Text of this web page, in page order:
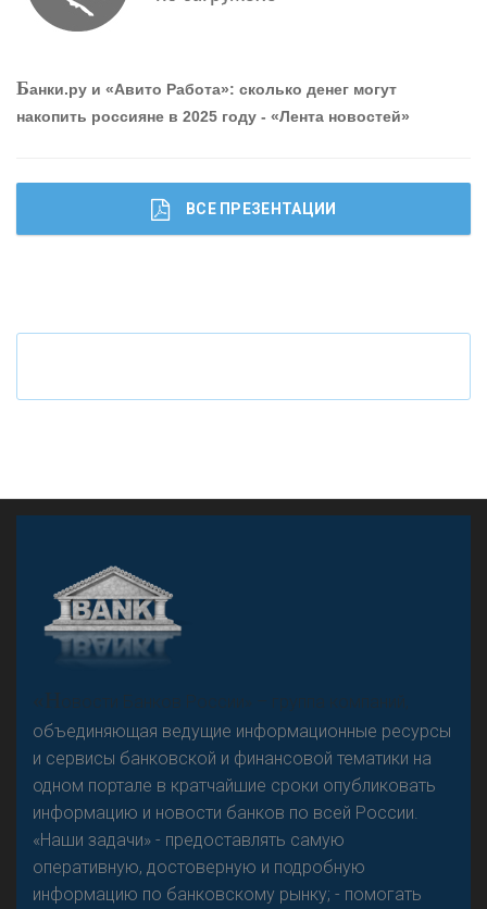
Что будет с наличными деньгами при цифровом
Банки.ру и «Авито Работа»: сколько денег могут
накопить россияне в 2025 году - «Лента новостей»
ВСЕ ПРЕЗЕНТАЦИИ
«Н
овости Банков России» – группа компаний,
объединяющая ведущие информационные ресурсы
и сервисы банковской и финансовой тематики на
одном портале в кратчайшие сроки опубликовать
информацию и новости банков по всей России.
«Наши задачи» - предоставлять самую
оперативную, достоверную и подробную
информацию по банковскому рынку; - помогать